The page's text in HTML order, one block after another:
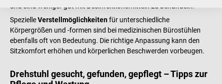
und sind weniger gut mit Desinfektionsmitteln zu behandeln.
SpezielleVerstellmöglichkeitenfür unterschiedliche
Körpergrößen und -formen sind bei medizinischen Bürostühlen
ebenfalls oft von Bedeutung. Die richtige Anpassung kann den
Sitzkomfort erhöhen und körperlichen Beschwerden vorbeugen.
Drehstuhl gesucht, gefunden, gepflegt – Tipps zur